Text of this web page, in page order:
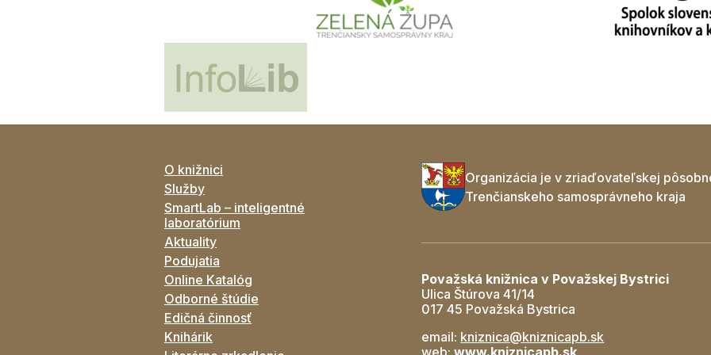
O knižnici
Služby
SmartLab – inteligentné
laboratórium
Aktuality
Podujatia
Online Katalóg
Odborné štúdie
Edičná činnosť
Knihárik
Organizácia je v zriaďovateľskej
Trenčianskeho samosprávneho kraja
Považská knižnica v Považskej Bystrici
Ulica Štúrova 41/14
017 45 Považská Bystrica
email: kniznica@kniznicapb.sk